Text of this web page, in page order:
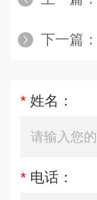
下一篇：
* 姓名：
* 电话：